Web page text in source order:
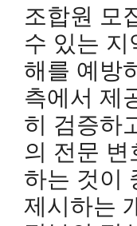
조합원 모
수 있는 지
해를 예방
측에서 제
히 검증하
의 전문 변
하는 것이
제시하는